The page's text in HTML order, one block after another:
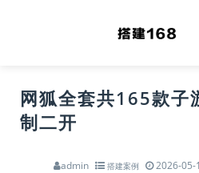
网狐全套共165款子
制二开
admin 搭建案例 2026-05-